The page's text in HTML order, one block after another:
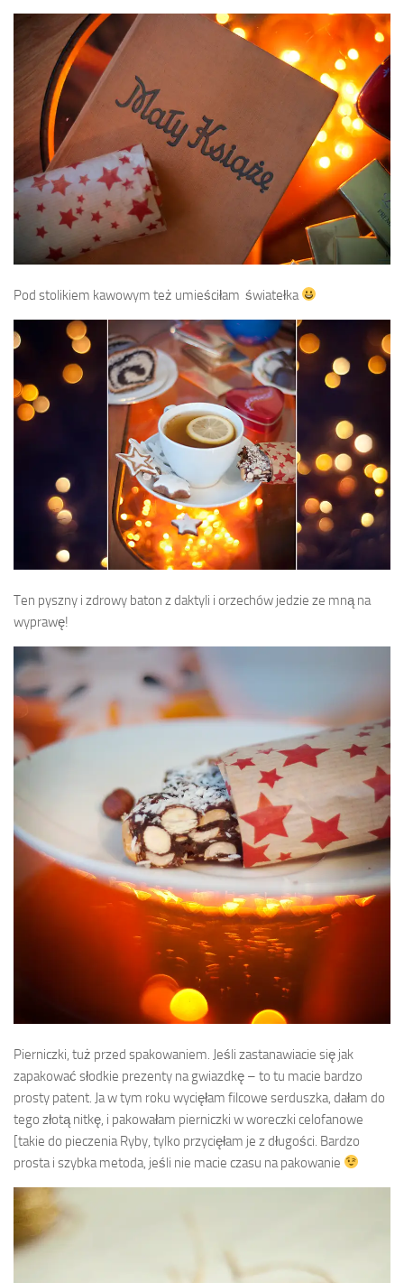
Pod stolikiem kawowym też umieściłam światełka
Ten pyszny i zdrowy baton z daktyli i orzechów jedzie ze mną na
wyprawę!
Pierniczki, tuż przed spakowaniem. Jeśli zastanawiacie się jak
zapakować słodkie prezenty na gwiazdkę – to tu macie bardzo
prosty patent. Ja w tym roku wycięłam filcowe serduszka, dałam do
tego złotą nitkę, i pakowałam pierniczki w woreczki celofanowe
[takie do pieczenia Ryby, tylko przycięłam je z długości. Bardzo
prosta i szybka metoda, jeśli nie macie czasu na pakowanie